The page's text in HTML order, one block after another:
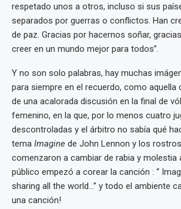
respetado unos a otros, incluso si sus
separados por guerras o conflictos. Han
de paz. Gracias por hacernos soñar,
creer en un mundo mejor para todos”.
Y no son solo palabras, hay muchas
para siempre en el recuerdo, como aquella
de una acalorada discusión en la final de
femenino, en la que, por lo menos cuatro
descontroladas y el árbitro no sabía qué
tema Imagine de John Lennon y los
comenzaron a cambiar de rabia y molestia
público empezó a corear la canción : “
sharing all the world…” y todo el ambiente
una canción!